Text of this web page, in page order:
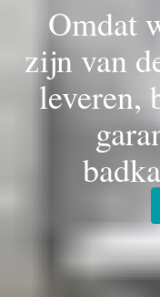
Omdat
zijn van
leveren,